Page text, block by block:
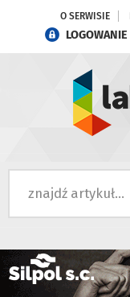
O SERWISIE
LOGOWANIE